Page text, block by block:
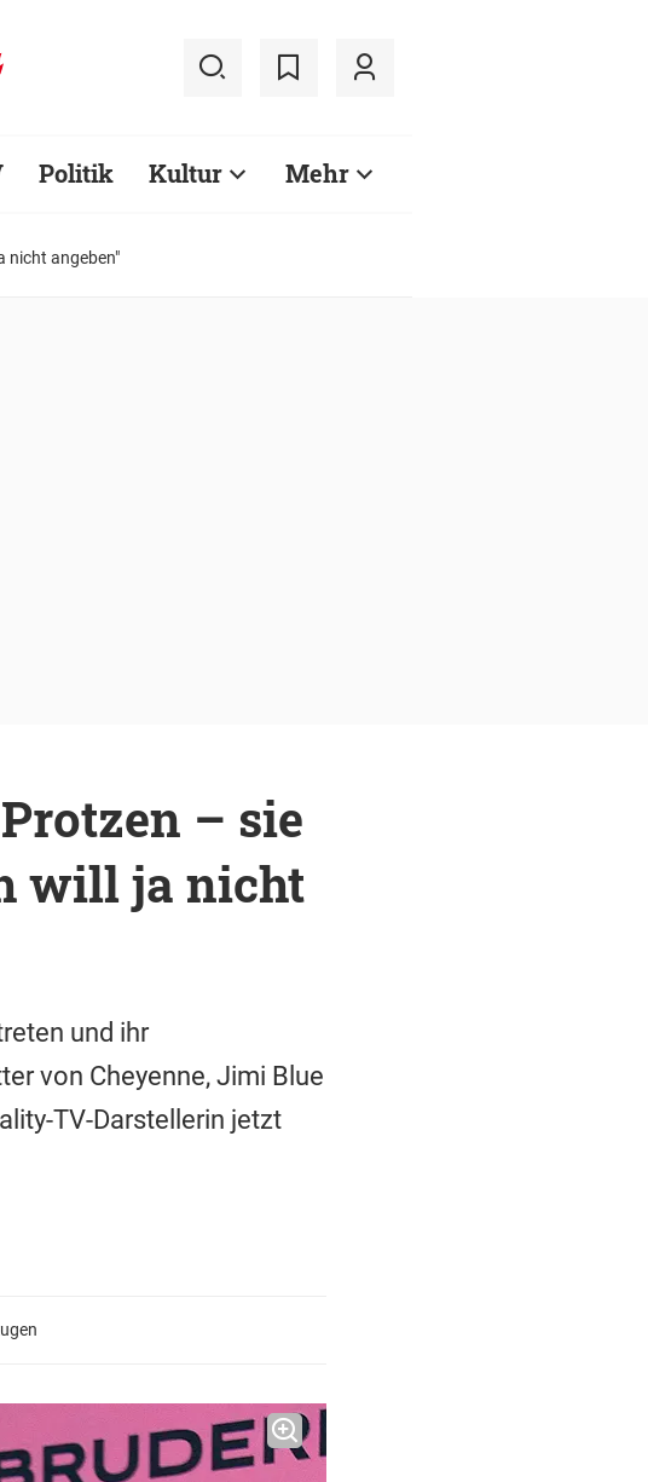
Politik Kultur Mehr
nicht angeben"
– sie
will ja nicht
und ihr
von Cheyenne, Jimi Blue
TV-Darstellerin jetzt